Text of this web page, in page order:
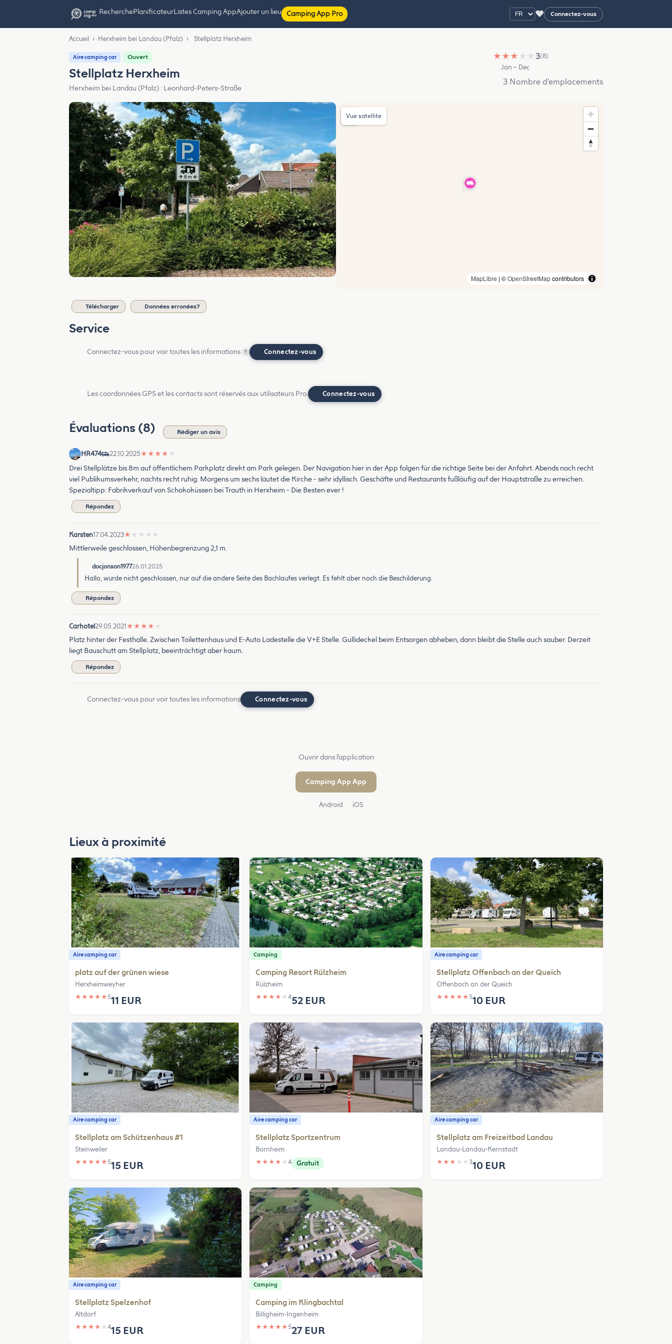
RecherchePlanificateurListes Camping AppAjouter un lieu Camping App Pro ♥ Connectez-vous
Accueil › Herxheim bei Landau (Pfalz) › Stellplatz Herxheim
Aire camping car Ouvert
Stellplatz Herxheim
Herxheim bei Landau (Pfalz) · Leonhard-Peters-Straße
★ ★ ★ ★ ★3(8)
Jan – Dec
3 Nombre d’emplacements
MapLibre | ©OpenStreetMapcontributors
Vue satellite
Télécharger Données erronées?
Service
Connectez-vous pour voir toutes les informations ? Connectez-vous
Les coordonnées GPS et les contacts sont réservés aux utilisateurs Pro. Connectez-vous
Évaluations (8) Rédiger un avis
HR474 22.10.2025★ ★ ★ ★ ★
Drei Stellplätze bis 8m auf öffentlichem Parkplatz direkt am Park gelegen. Der Navigation hier in der App folgen für die richtige Seite bei der Anfahrt. Abends noch recht
viel Publikumsverkehr, nachts recht ruhig. Morgens um sechs läutet die Kirche - sehr idyllisch. Geschäfte und Restaurants fußläufig auf der Hauptstraße zu erreichen.
Spezialtipp: Fabrikverkauf von Schokoküssen bei Trauth in Herxheim - Die Besten ever !
Répondez
Karsten17.04.2023★ ★ ★ ★ ★
Mittlerweile geschlossen, Höhenbegrenzung 2,1 m.
docjonson197726.01.2025
Hallo, wurde nicht geschlossen, nur auf die andere Seite des Bachlaufes verlegt. Es fehlt aber noch die Beschilderung.
Répondez
Carhotel29.05.2021 ★ ★ ★ ★ ★
Platz hinter der Festhalle. Zwischen Toilettenhaus und E-Auto Ladestelle die V+E Stelle. Gullideckel beim Entsorgen abheben, dann bleibt die Stelle auch sauber. Derzeit
liegt Bauschutt am Stellplatz, beeinträchtigt aber kaum.
Répondez
Connectez-vous pour voir toutes les informations Connectez-vous
Ouvrir dans l'application
Camping App App
Android iOS
Lieux à proximité
Aire camping car
platz auf der grünen wiese
Herxheimweyher
★ ★ ★ ★ ★511 EUR
Camping
Camping Resort Rülzheim
Rülzheim
★ ★ ★ ★ ★452 EUR
Aire camping car
Stellplatz Offenbach an der Queich
Offenbach an der Queich
★ ★ ★ ★ ★510 EUR
Aire camping car
Stellplatz am Schützenhaus #1
Steinweiler
★ ★ ★ ★ ★515 EUR
Aire camping car
Stellplatz Sportzentrum
Bornheim
★ ★ ★ ★ ★4 Gratuit
Aire camping car
Stellplatz am Freizeitbad Landau
Landau-Landau-Kernstadt
★ ★ ★ ★ ★ 310 EUR
Aire camping car
Stellplatz Spelzenhof
Altdorf
★ ★ ★ ★ ★ 415 EUR
Camping
Camping im Klingbachtal
Billigheim-Ingenheim
★ ★ ★ ★ ★527 EUR